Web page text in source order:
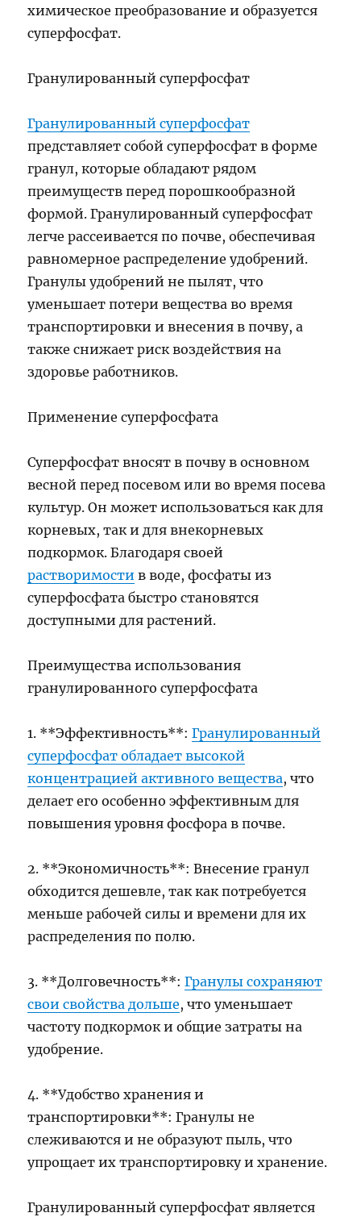
химическое преобразование и образуется
суперфосфат.
Гранулированный суперфосфат
Гранулированный суперфосфат
представляет собой суперфосфат в форме
гранул, которые обладают рядом
преимуществ перед порошкообразной
формой. Гранулированный суперфосфат
легче рассеивается по почве, обеспечивая
равномерное распределение удобрений.
Гранулы удобрений не пылят, что
уменьшает потери вещества во время
транспортировки и внесения в почву, а
также снижает риск воздействия на
здоровье работников.
Применение суперфосфата
Суперфосфат вносят в почву в основном
весной перед посевом или во время посева
культур. Он может использоваться как для
корневых, так и для внекорневых
подкормок. Благодаря своей
растворимости в воде, фосфаты из
суперфосфата быстро становятся
доступными для растений.
Преимущества использования
гранулированного суперфосфата
1. **Эффективность**:Гранулированный
суперфосфат обладает высокой
концентрацией активного вещества, что
делает его особенно эффективным для
повышения уровня фосфора в почве.
2. **Экономичность**: Внесение гранул
обходится дешевле, так как потребуется
меньше рабочей силы и времени для их
распределения по полю.
3. **Долговечность**:Гранулы сохраняют
свои свойства дольше, что уменьшает
частоту подкормок и общие затраты на
удобрение.
4. **Удобство хранения и
транспортировки**: Гранулы не
слеживаются и не образуют пыль, что
упрощает их транспортировку и хранение.
Гранулированный суперфосфат является